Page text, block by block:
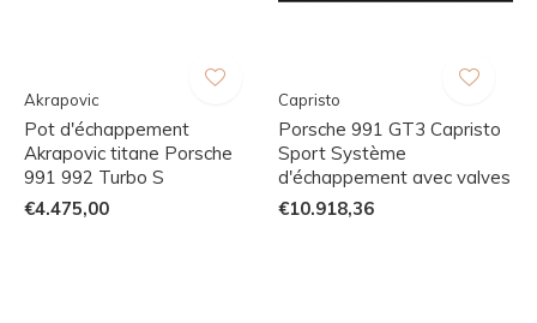
Akrapovic
Pot d'échappement
Akrapovic titane Porsche
991 992 Turbo S
€4.475,00
Capristo
Porsche 991 GT3 Capristo
Sport Système
d'échappement avec valves
€10.918,36